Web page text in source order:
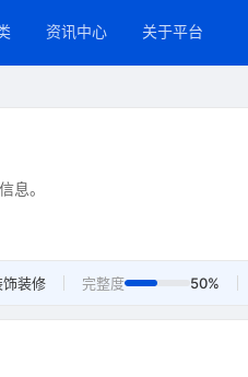
资讯中心 关于平台
息。
饰装修 完整度 50%